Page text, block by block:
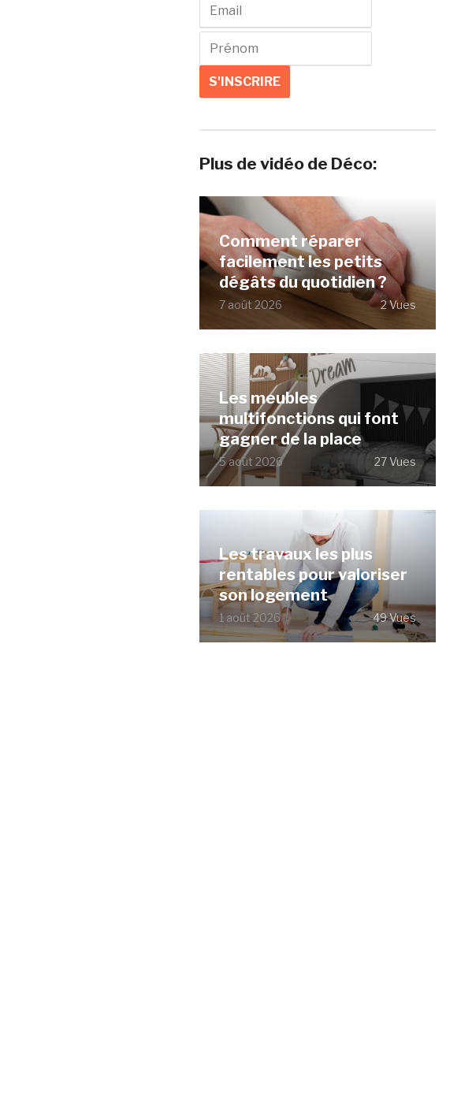
Plus de vidéo de Déco:
Comment réparer
facilement les petits
dégâts du quotidien ?
7 août 2026 2 Vues
Les meubles
multifonctions qui font
gagner de la place
5 août 2026 27 Vues
Les travaux les plus
rentables pour valoriser
son logement
1 août 2026 49 Vues